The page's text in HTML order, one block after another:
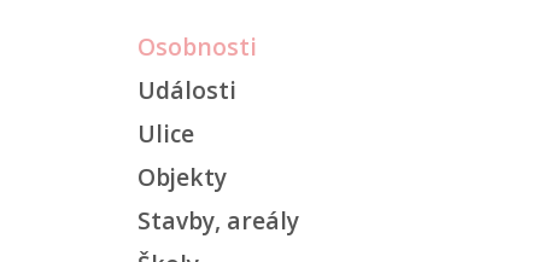
Osobnosti
Události
Ulice
Objekty
Stavby, areály